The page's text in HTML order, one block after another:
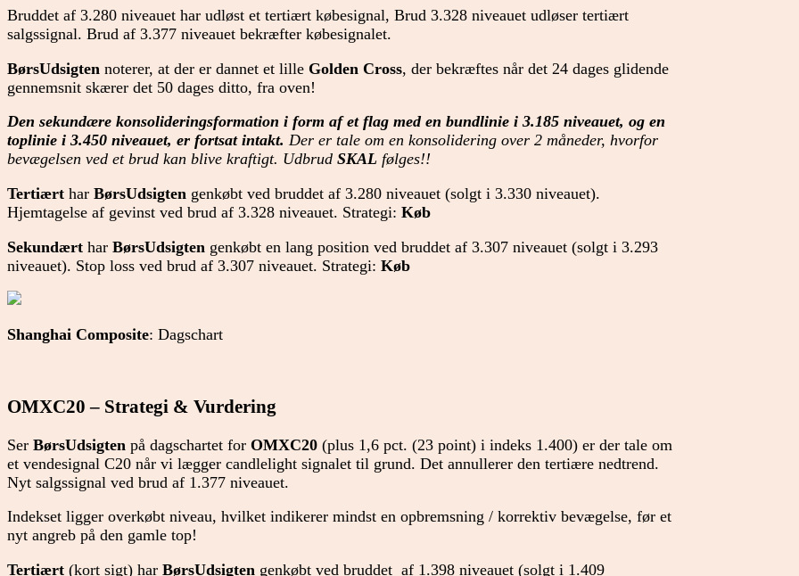
Bruddet af 3.280 niveauet har udløst et tertiært købesignal, Brud 3.328 niveauet udløser tertiært
salgssignal. Brud af 3.377 niveauet bekræfter købesignalet.
BørsUdsigten noterer, at der er dannet et lille Golden Cross, der bekræftes når det 24 dages glidende
gennemsnit skærer det 50 dages ditto, fra oven!
Den sekundære konsolideringsformation i form af et flag med en bundlinie i 3.185 niveauet, og en
toplinie i 3.450 niveauet, er fortsat intakt. Der er tale om en konsolidering over 2 måneder, hvorfor
bevægelsen ved et brud kan blive kraftigt. Udbrud SKAL følges!!
Tertiært har BørsUdsigten genkøbt ved bruddet af 3.280 niveauet (solgt i 3.330 niveauet).
Hjemtagelse af gevinst ved brud af 3.328 niveauet. Strategi: Køb
Sekundært har BørsUdsigten genkøbt en lang position ved bruddet af 3.307 niveauet (solgt i 3.293
niveauet). Stop loss ved brud af 3.307 niveauet. Strategi: Køb
Shanghai Composite: Dagschart
OMXC20 – Strategi & Vurdering
Ser BørsUdsigten på dagschartet for OMXC20 (plus 1,6 pct. (23 point) i indeks 1.400) er der tale om
et vendesignal C20 når vi lægger candlelight signalet til grund. Det annullerer den tertiære nedtrend.
Nyt salgssignal ved brud af 1.377 niveauet.
Indekset ligger overkøbt niveau, hvilket indikerer mindst en opbremsning / korrektiv bevægelse, før et
nyt angreb på den gamle top!
Tertiært (kort sigt) har BørsUdsigten genkøbt ved bruddet af 1.398 niveauet (solgt i 1.409